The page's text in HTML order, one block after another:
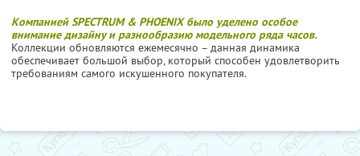
Компанией SPECTRUM & PHOENIX было уделено особое
внимание дизайну и разнообразию модельного ряда часов.
Коллекции обновляются ежемесячно – данная динамика
обеспечивает большой выбор, который способен удовлетворить
требованиям самого искушенного покупателя.